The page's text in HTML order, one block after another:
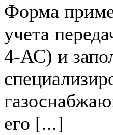
Форма
учета
4-АС) и
его [...]